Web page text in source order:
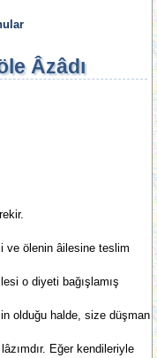
Âzâdı
ve ölenin âilesine teslim
o diyeti bağışlamış
olduğu halde, size düşman
Eğer kendileriyle